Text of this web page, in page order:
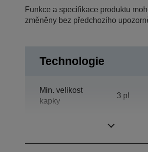
Funkce a specifikace produktu
změněny bez předchozího
Technologie
Min. velikost
kapky
3 pl